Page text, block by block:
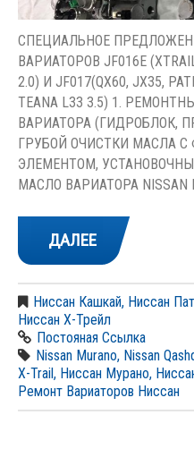
СПЕЦИАЛЬНОЕ
ВАРИАТОРОВ JF016E
2.0) И JF017(QX60, JX35,
TEANA L33 3.5) 1.
ВАРИАТОРА (ГИДРОБЛОК,
ГРУБОЙ ОЧИСТКИ МАСЛА
ЭЛЕМЕНТОМ,
МАСЛО ВАРИАТОРА NISSAN
ДАЛЕЕ
Ниссан Кашкай, Ниссан
Ниссан Х-Трейл
Постояная Ссылка
Nissan Murano, Nissan
X-Trail, Ниссан Мурано,
Ремонт Вариаторов Ниссан